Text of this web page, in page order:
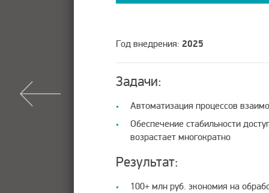
Год внедрения: 2025
Задачи:
Автоматизация процессов
Обеспечение стабильности
возрастает многократно
Результат:
100+ млн руб. экономия на